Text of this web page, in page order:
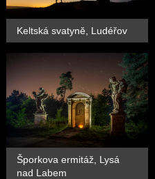
Keltská svatyně, Ludéřov
Šporkova ermitáž, Lysá
nad Labem